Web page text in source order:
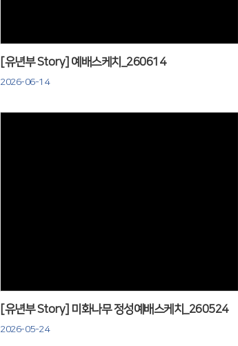
[유년부 Story] 예배스케치_260614
2026-06-14
[유년부 Story] 미화나무 정성예배스케치_260524
2026-05-24